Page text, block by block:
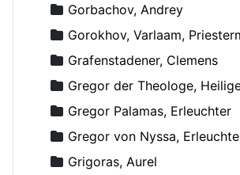
Gorbachov, Andrey
Gorokhov, Varlaam,
Grafenstadener, Clemens
Gregor der Theologe,
Gregor Palamas, Erleuchter
Gregor von Nyssa,
Grigoras, Aurel